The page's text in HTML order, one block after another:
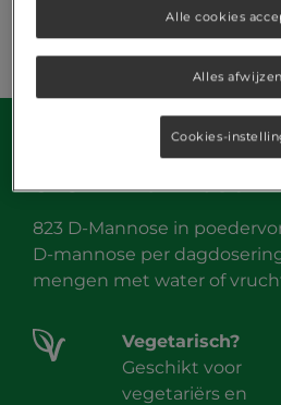
823 D-Mannose
823 D-Mannose in
D-mannose per
mengen met water of
Vegetarisch?
Geschikt voor
vegetariërs en
Alles afwijzen
Alle cookies
Cookies-